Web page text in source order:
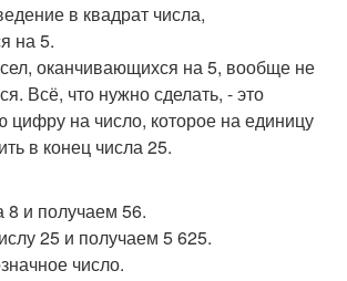
в квадрат числа,
на 5.
оканчивающихся на 5, вообще не
Всё, что нужно сделать, - это
цифру на число, которое на единицу
в конец числа 25.
и получаем 56.
25 и получаем 5 625.
число.